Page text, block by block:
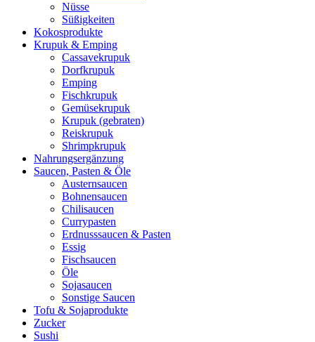
Nüsse
Süßigkeiten
Kokosprodukte
Krupuk & Emping
Cassavekrupuk
Dorfkrupuk
Emping
Fischkrupuk
Gemüsekrupuk
Krupuk (gebraten)
Reiskrupuk
Shrimpkrupuk
Nahrungsergänzung
Saucen, Pasten & Öle
Austernsaucen
Bohnensaucen
Chilisaucen
Currypasten
Erdnusssaucen & Pasten
Essig
Fischsaucen
Öle
Sojasaucen
Sonstige Saucen
Tofu & Sojaprodukte
Zucker
Sushi